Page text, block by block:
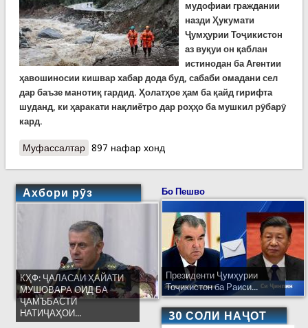
мудофиаи граждании
назди Ҳукумати
Ҷумҳурии Тоҷикистон
аз вуқуи он қаблан
истинодан ба Агентии
ҳавошиносии кишвар хабар дода буд, сабаби омадани сел
дар баъзе манотиқ гардид. Ҳолатҳое ҳам ба қайд гирифта
шуданд, ки ҳаракати нақлиётро дар роҳҳо ба мушкил рӯбарӯ
кард.
Муфассалтаро Сел шаби гузашта дар баъзе манотиқ ҳаракати
897 нафар хонд
Ахбори рӯз
КҲФ: ҶАЛАСАИ ҲАЙАТИ
МУШОВАРА ОИД БА
ҶАМЪБАСТИ
НАТИҶАҲОИ...
Бо Пешво
Президенти Ҷумҳурии
Тоҷикистон ба Раиси...
30 СОЛИ НАҶОТ